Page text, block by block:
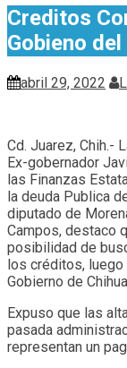
Creditos
Gobieno
abril 29, 2022
Cd. Juarez, Chih.-
Ex-gobernador
las Finanzas
la deuda Publica
diputado de
Campos, destaco
posibilidad de
los créditos, luego
Gobierno de
Expuso que las
pasada
representan un